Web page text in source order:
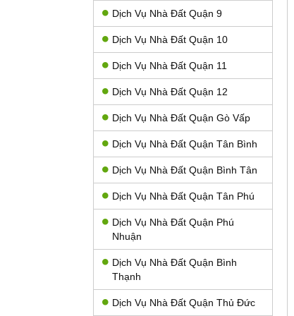
Dịch Vụ Nhà Đất Quận 9
Dịch Vụ Nhà Đất Quận 10
Dịch Vụ Nhà Đất Quận 11
Dịch Vụ Nhà Đất Quận 12
Dịch Vụ Nhà Đất Quận Gò Vấp
Dịch Vụ Nhà Đất Quận Tân Bình
Dịch Vụ Nhà Đất Quận Bình Tân
Dịch Vụ Nhà Đất Quận Tân Phú
Dịch Vụ Nhà Đất Quận Phú
Nhuận
Dịch Vụ Nhà Đất Quận Bình
Thạnh
Dịch Vụ Nhà Đất Quận Thủ Đức